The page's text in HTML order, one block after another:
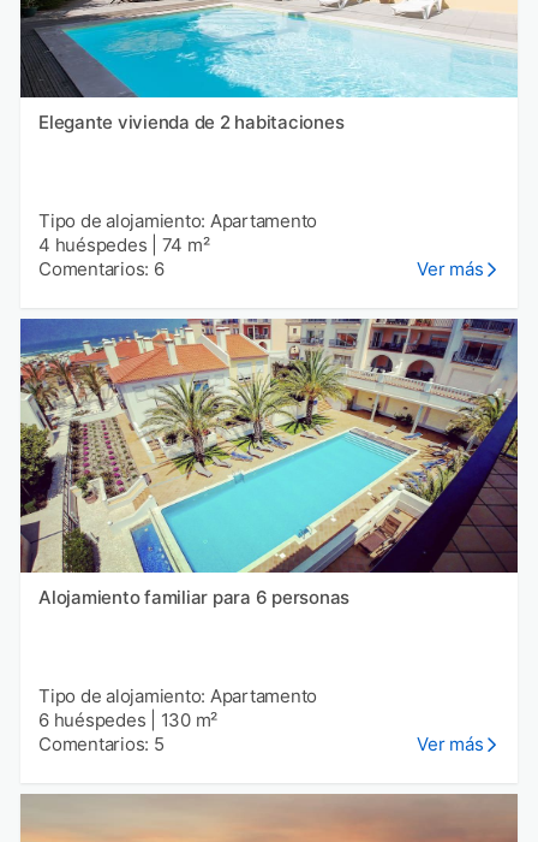
Elegante vivienda de 2 habitaciones
Tipo de alojamiento: Apartamento
4 huéspedes
74 m²
Comentarios: 6
Ver más
Alojamiento familiar para 6 personas
Tipo de alojamiento: Apartamento
6 huéspedes
130 m²
Comentarios: 5
Ver más